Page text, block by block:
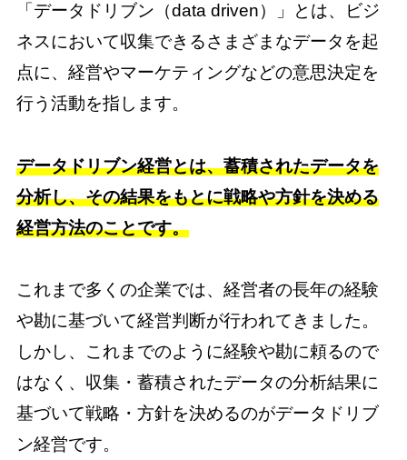
「データドリブン（data driven）」とは、ビジ
ネスにおいて収集できるさまざまなデータを起
点に、経営やマーケティングなどの意思決定を
行う活動を指します。
データドリブン経営とは、蓄積されたデータを
分析し、その結果をもとに戦略や方針を決める
経営方法のことです。
これまで多くの企業では、経営者の長年の経験
や勘に基づいて経営判断が行われてきました。
しかし、これまでのように経験や勘に頼るので
はなく、収集・蓄積されたデータの分析結果に
基づいて戦略・方針を決めるのがデータドリブ
ン経営です。